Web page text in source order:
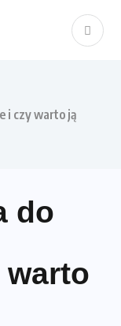
i czy warto ją
do